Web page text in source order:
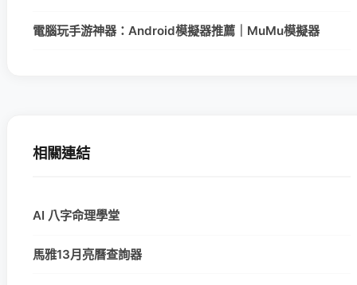
電腦玩手游神器：Android模擬器推薦｜MuMu模擬器
相關連結
AI 八字命理學堂
馬雅13月亮曆查詢器